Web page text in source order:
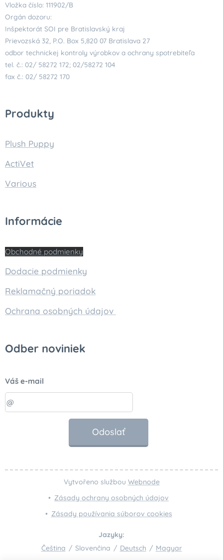
Vložka číslo: 111902/B
Orgán dozoru:
Inšpektorát SOI pre Bratislavský kraj
Prievozská 32, P.O. Box 5,820 07 Bratislava 27
odbor technickej kontroly výrobkov a ochrany spotrebiteľa
tel. č.: 02/ 58272 172; 02/58272 104
fax č.: 02/ 58272 170
Produkty
Plush Puppy
ActiVet
Various
Informácie
Obchodné podmienky
Dodacie podmienky
Reklamačný poriadok
Ochrana osobných údajov
Odber noviniek
Váš e-mail
Odoslať
Vytvořeno službou Webnode
Zásady ochrany osobných údajov
Zásady používania súborov cookies
Jazyky
Čeština
Slovenčina Deutsch Magyar